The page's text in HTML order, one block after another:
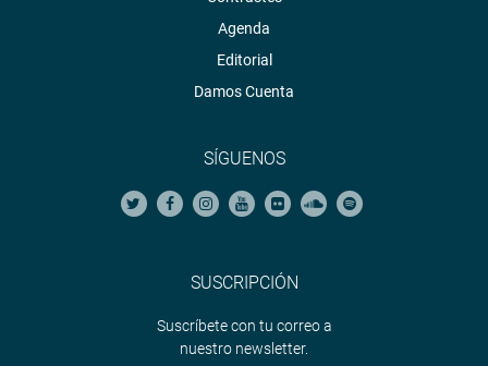
Agenda
Editorial
Damos Cuenta
SÍGUENOS
SUSCRIPCIÓN
Suscríbete con tu correo a
nuestro newsletter.